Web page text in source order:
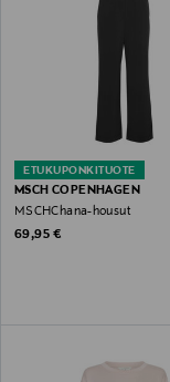
ETUKUPONKITUOTE
MSCH COPENHAGEN
MSCHChana-housut
Original Price
69,95 €